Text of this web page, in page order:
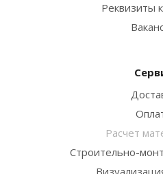
Реквизиты
Расчет
Строительно-